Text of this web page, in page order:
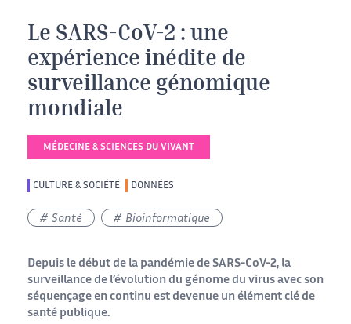
Le SARS-CoV-2 : une
expérience inédite de
surveillance génomique
mondiale
MÉDECINE & SCIENCES DU VIVANT
CULTURE & SOCIÉTÉ DONNÉES
Santé Bioinformatique
Depuis le début de la pandémie de SARS-CoV-2, la
surveillance de l’évolution du génome du virus avec son
séquençage en continu est devenue un élément clé de
santé publique.